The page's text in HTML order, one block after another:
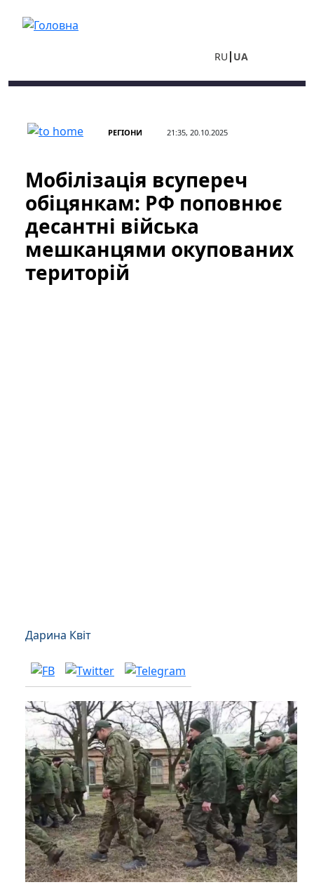
RU UA
РЕГІОНИ 21:35, 20.10.2025
Мобілізація всупереч
обіцянкам: РФ поповнює
десантні війська
мешканцями окупованих
територій
Дарина Квіт